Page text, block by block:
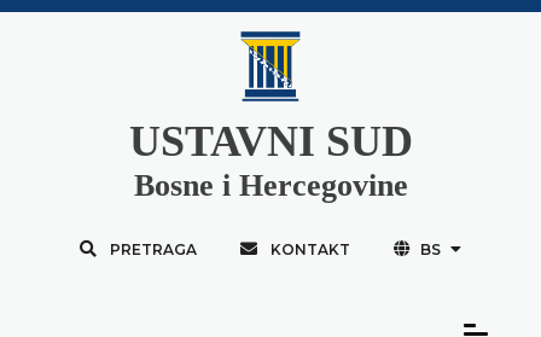
USTAVNI SUD
Bosne i Hercegovine
PRETRAGA KONTAKT BS